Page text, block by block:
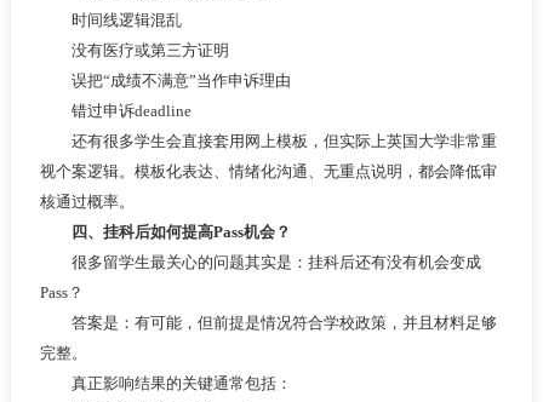
时间线逻辑混乱
没有医疗或第三方证明
误把“成绩不满意”当作申诉理由
错过申诉deadline
还有很多学生会直接套用网上模板，但实际上英国大学非常重
视个案逻辑。模板化表达、情绪化沟通、无重点说明，都会降低审
核通过概率。
四、挂科后如何提高Pass机会？
很多留学生最关心的问题其实是：挂科后还有没有机会变成
Pass？
答案是：有可能，但前提是情况符合学校政策，并且材料足够
完整。
真正影响结果的关键通常包括：